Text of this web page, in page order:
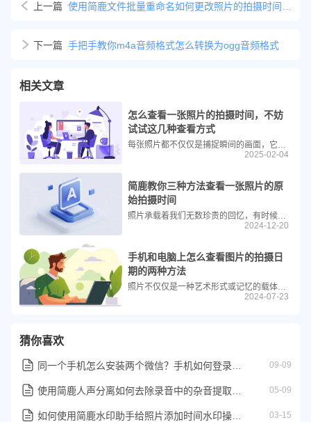
上一篇
下一篇 手把手教你m4a音频格式怎么转换为ogg音频格式
相关文章
怎么查看一张照片的拍摄时间，不妨
试试这几种查看方式
2025-02-04
简鹿教你三种方法查看一张照片的原
始拍摄时间
2024-12-20
手机和电脑上怎么查看图片的拍摄日
期的两种方法
2024-07-23
猜你喜欢
09-09
05-09
03-15